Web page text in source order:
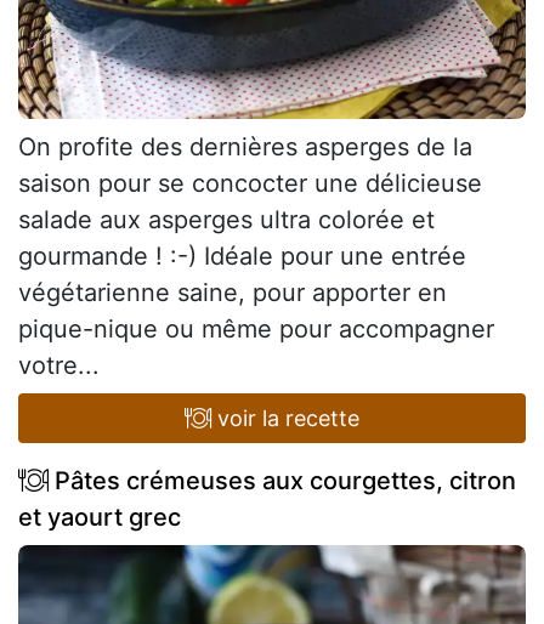
On profite des dernières asperges de la
saison pour se concocter une délicieuse
salade aux asperges ultra colorée et
gourmande ! :-) Idéale pour une entrée
végétarienne saine, pour apporter en
pique-nique ou même pour accompagner
votre...
voir la recette
Pâtes crémeuses aux courgettes, citron
et yaourt grec